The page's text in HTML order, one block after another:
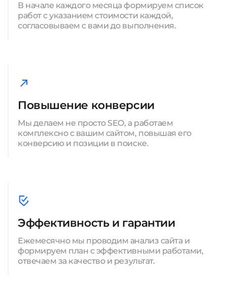
В начале каждого месяца формируем список
работ с указанием стоимости каждой,
согласовываем с вами до выполнения.
Повышение конверсии
Мы делаем не просто SEO, а работаем
комплексно с вашим сайтом, повышая его
конверсию и позиции в поиске.
Эффективность и гарантии
Ежемесячно мы проводим анализ сайта и
формируем план с эффективными работами,
отвечаем за качество и результат.